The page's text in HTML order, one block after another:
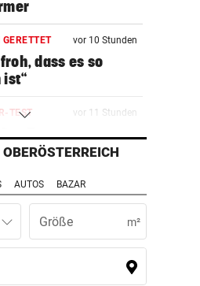
vor 10 Stunden
dass es so
ist“
TEST vor 11 Stunden
Temperatur
vor 12 Stunden
Heim: „Mogli
vor 13 Stunden
AUTOS BAZAR
m²